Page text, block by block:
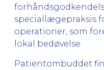
speciallægepraksis
operationer, som
lokal bedøvelse.
Patientombuddet